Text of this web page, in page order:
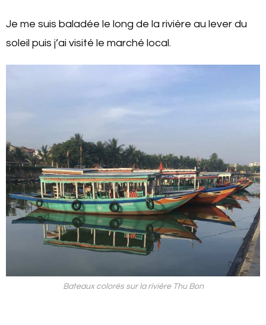
Je me suis baladée le long de la rivière au lever du
soleil puis j’ai visité le marché local.
Bateaux colorés sur la rivière Thu Bon